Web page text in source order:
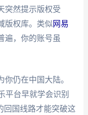
突然提示版权受
版权库。类似 网易
遍，你的账号虽
仍在中国大陆。
平台早就学会识别
回国线路才能突破这